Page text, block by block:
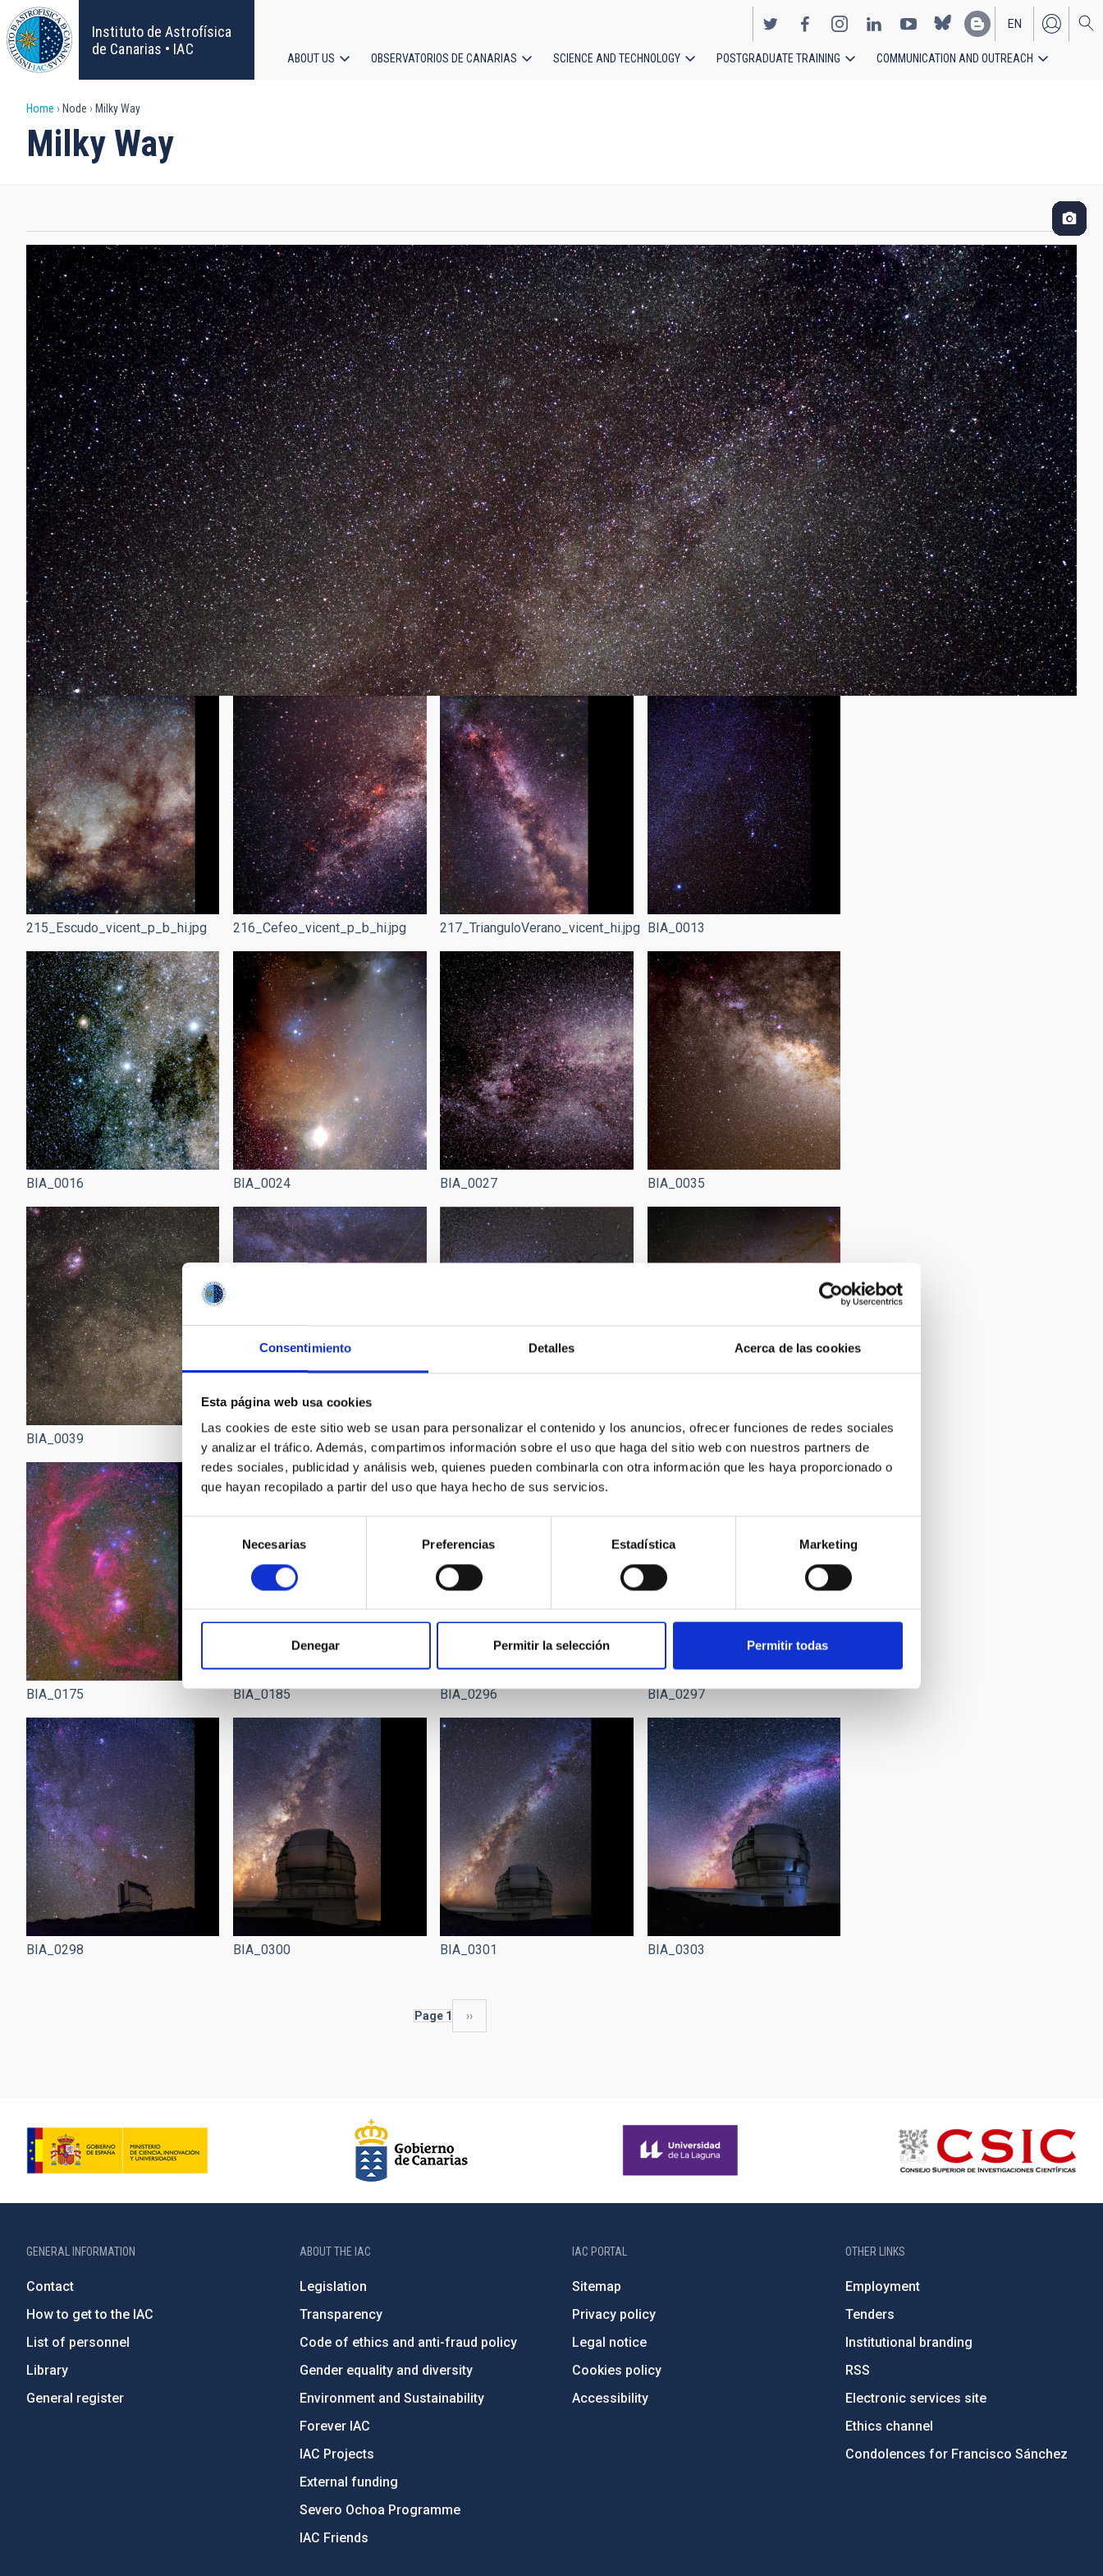
Consentimiento Detalles Acerca de las cookies
Esta página web usa cookies
Las cookies de este sitio web se usan para personalizar el contenido y los anuncios, ofrecer funciones de redes sociales
y analizar el tráfico. Además, compartimos información sobre el uso que haga del sitio web con nuestros partners de
redes sociales, publicidad y análisis web, quienes pueden combinarla con otra información que les haya proporcionado o
que hayan recopilado a partir del uso que haya hecho de sus servicios.
consentimiento
Necesarias Preferencias Estadística Marketing
Denegar Permitir la selección Permitir todas
Skip
to
main
content
Instituto de Astrofísica
de Canarias • IAC
EN
ES
ABOUT US OBSERVATORIOS DE CANARIAS SCIENCE AND TECHNOLOGY POSTGRADUATE TRAINING COMMUNICATION AND OUTREACH
Breadcrumb
Home Node Milky Way
Milky Way
215_Escudo_vicent_p_b_hi.jpg 216_Cefeo_vicent_p_b_hi.jpg 217_TrianguloVerano_vicent_hi.jpg BIA_0013
BIA_0016 BIA_0024 BIA_0027 BIA_0035
BIA_0039 BIA_0044 BIA_0050 BIA_0063
BIA_0175 BIA_0185 BIA_0296 BIA_0297
BIA_0298 BIA_0300 BIA_0301 BIA_0303
Page 1
Next
››
GENERAL INFORMATION
Contact
How to get to the IAC
List of personnel
Library
General register
ABOUT THE IAC
Legislation
Transparency
Code of ethics and anti-fraud policy
Gender equality and diversity
Environment and Sustainability
Forever IAC
IAC Projects
External funding
Severo Ochoa Programme
IAC Friends
IAC PORTAL
Sitemap
Privacy policy
Legal notice
Cookies policy
Accessibility
OTHER LINKS
Employment
Tenders
Institutional branding
RSS
Electronic services site
Ethics channel
Condolences for Francisco Sánchez